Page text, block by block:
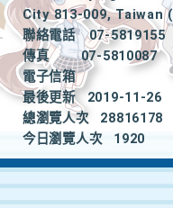
City 813-009, Taiwan
聯絡電話
07-5819155
傳真
07-5810087
電子信箱
最後更新
2019-11-26
總瀏覽人次
28816178
今日瀏覽人次
1920